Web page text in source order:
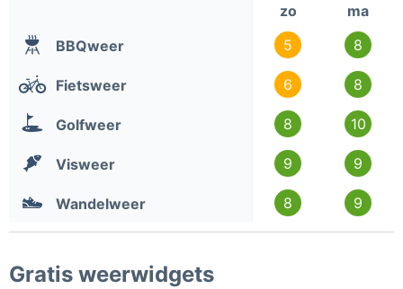
zo
ma
BBQweer
5 8
Fietsweer 6 8
Golfweer 8 10
Visweer 9 9
Wandelweer 8 9
Gratis weerwidgets